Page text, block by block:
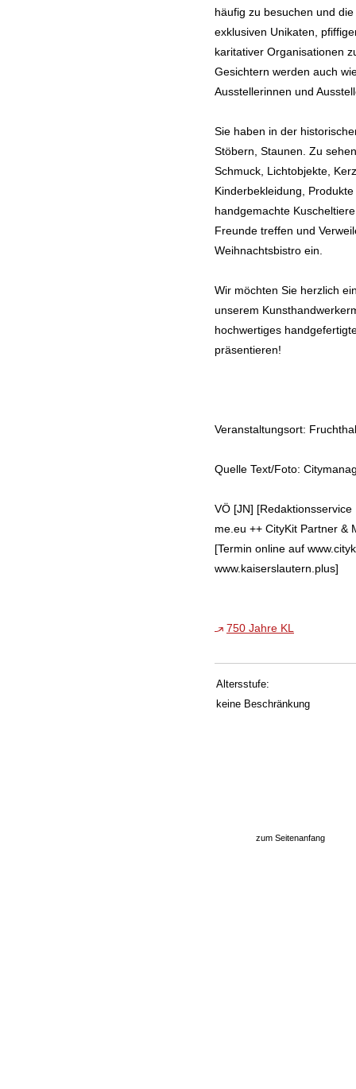
häufig zu besuchen und
exklusiven Unikaten,
karitativer Organisationen
Gesichtern werden auch
Ausstellerinnen und
Sie haben in der
Stöbern, Staunen. Zu
Schmuck, Lichtobjekte,
Kinderbekleidung,
handgemachte
Freunde treffen und
Weihnachtsbistro ein.
Wir möchten Sie herzlich
unserem
hochwertiges
präsentieren!
Veranstaltungsort:
Quelle Text/Foto:
VÖ [JN]
me.eu ++ CityKit Partner &
[Termin online auf
www.kaiserslautern.plus]
750 Jahre KL
Altersstufe:
keine Beschränkung
zum Seitenanfang